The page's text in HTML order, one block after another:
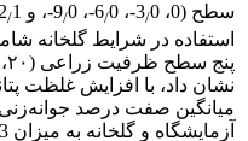
سطح (0، 3
/0-، 6 /0-، 9 /0-، و 2 /
استفاده در شرایط گلخانه
نشان داد، با افزایش غلظت
میانگین صفت درصد